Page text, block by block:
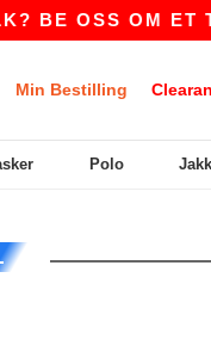
OSS OM ET
Min Bestilling
Polo